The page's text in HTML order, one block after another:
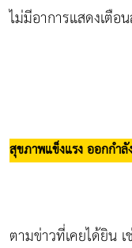
ไม่มีอาการแสดงเตือ
สุขภาพแข็งแรง ออกกำ
ตามข่าวที่เคยได้ยิน